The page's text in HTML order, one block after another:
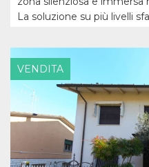
La soluzione su più livelli
giorno: il soggiorno, il
ambiente ha accesso
VENDITA